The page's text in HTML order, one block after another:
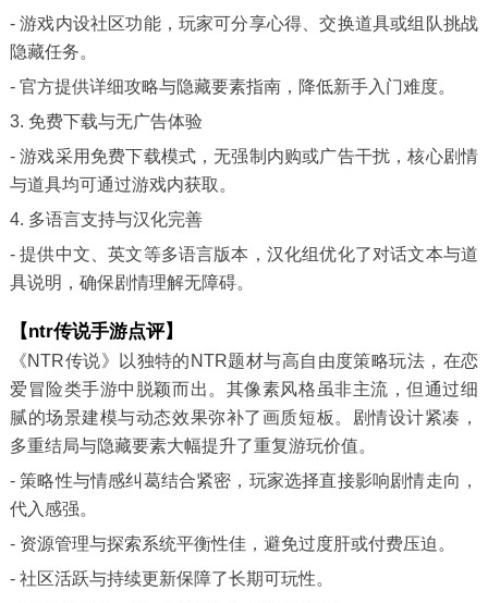
- 游戏内设社区功能，玩家可分享心得、交换道具或组队挑战
隐藏任务。
- 官方提供详细攻略与隐藏要素指南，降低新手入门难度。
3. 免费下载与无广告体验
- 游戏采用免费下载模式，无强制内购或广告干扰，核心剧情
与道具均可通过游戏内获取。
4. 多语言支持与汉化完善
- 提供中文、英文等多语言版本，汉化组优化了对话文本与道
具说明，确保剧情理解无障碍。
【ntr传说手游点评】
《NTR传说》以独特的NTR题材与高自由度策略玩法，在恋
爱冒险类手游中脱颖而出。其像素风格虽非主流，但通过细
腻的场景建模与动态效果弥补了画质短板。剧情设计紧凑，
多重结局与隐藏要素大幅提升了重复游玩价值。
- 策略性与情感纠葛结合紧密，玩家选择直接影响剧情走向，
代入感强。
- 资源管理与探索系统平衡性佳，避免过度肝或付费压迫。
- 社区活跃与持续更新保障了长期可玩性。